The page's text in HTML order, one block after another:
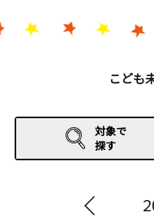
Gがくえん
お知らせ
イベントレポート
こども
対象で
探す